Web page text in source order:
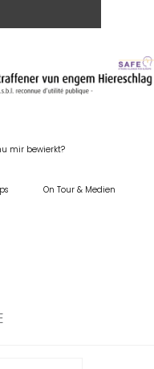
mir bewierkt?
On Tour & Medien